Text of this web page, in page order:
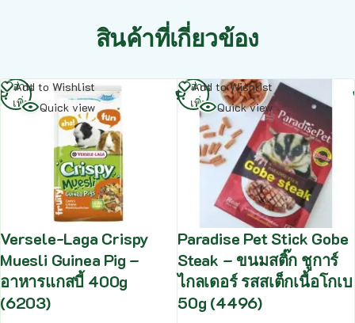
สินค้าที่เกี่ยวข้อง
Add to Wishlist
Quick view
Versele-Laga Crispy
Muesli Guinea Pig –
อาหารแกสบี้ 400g
(6203)
อ่าน
เพิ่ม
Add to Wishlist
Quick view
Paradise Pet Stick Gobe
Steak – ขนมสติ๊ก ชูการ์
ไกลเดอร์ รสสเต็กเนื้อโกเบ
50g (4496)
อ่าน
เพิ่ม